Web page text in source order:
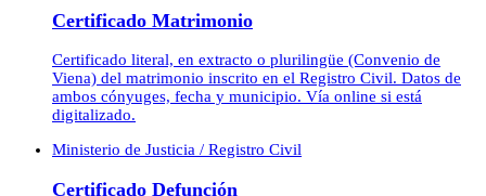
Certificado Matrimonio
Certificado literal, en extracto o plurilingüe (Convenio de
Viena) del matrimonio inscrito en el Registro Civil. Datos de
ambos cónyuges, fecha y municipio. Vía online si está
digitalizado.
Ministerio de Justicia / Registro Civil
Certificado Defunción